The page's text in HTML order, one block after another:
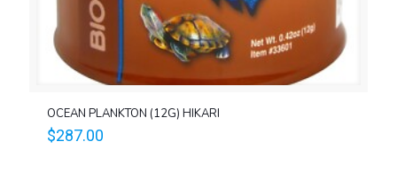
OCEAN PLANKTON (12G) HIKARI
$287.00